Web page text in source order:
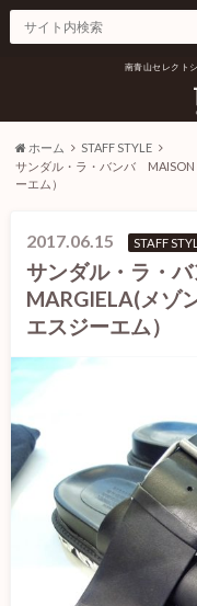
南青山セレクト
ホーム
STAFF STYLE
サンダル・ラ・バンバ MAISON
ーエム）
2017.06.15 STAFF
サンダル・ラ・
MARGIELA(メゾ
エスジーエム）